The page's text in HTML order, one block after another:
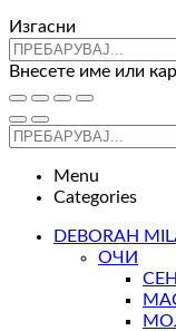
Изгасни
Внесете име или
Menu
Categories
DEBORAH
ОЧИ